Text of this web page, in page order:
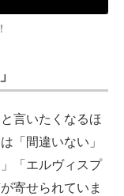
言いたくなるほ
「間違いない」
「エルヴィスプ
寄せられていま